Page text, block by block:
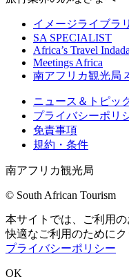
イメージライブラ
SA SPECIALIST
Africa’s Travel Indada
Meetings Africa
南アフリカ観光局
ニュース＆トピッ
プライバシーポリ
免責事項
規約・条件
南アフリカ観光局
© South African Tourism
本サイトでは、ご利用
快適なご利用のためにク
プライバシーポリシー
OK